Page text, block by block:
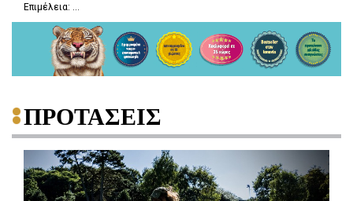
Επιμέλεια: ...
ΠΡΟΤΑΣΕΙΣ